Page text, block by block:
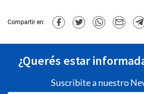
Compartir en:
¿Querés estar
Suscribite a nuestro